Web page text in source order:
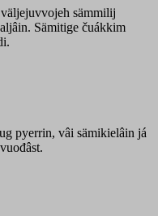
sämmilij
Sämitige čuákkim
pyerrin, vâi sämikielâin já